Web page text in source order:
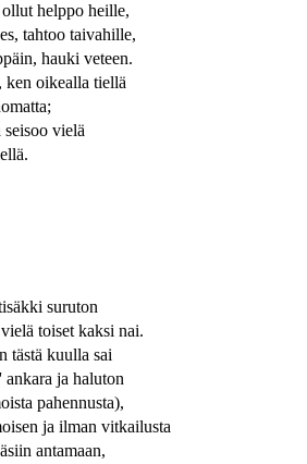
helppo heille,
tahtoo taivahille,
hauki veteen.
oikealla tiellä
vielä
suruton
toiset kaksi nai.
kuulla sai
ja haluton
pahennusta),
ja ilman vitkailusta
antamaan,